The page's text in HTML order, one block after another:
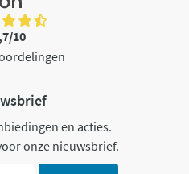
10
en acties.
onze nieuwsbrief.